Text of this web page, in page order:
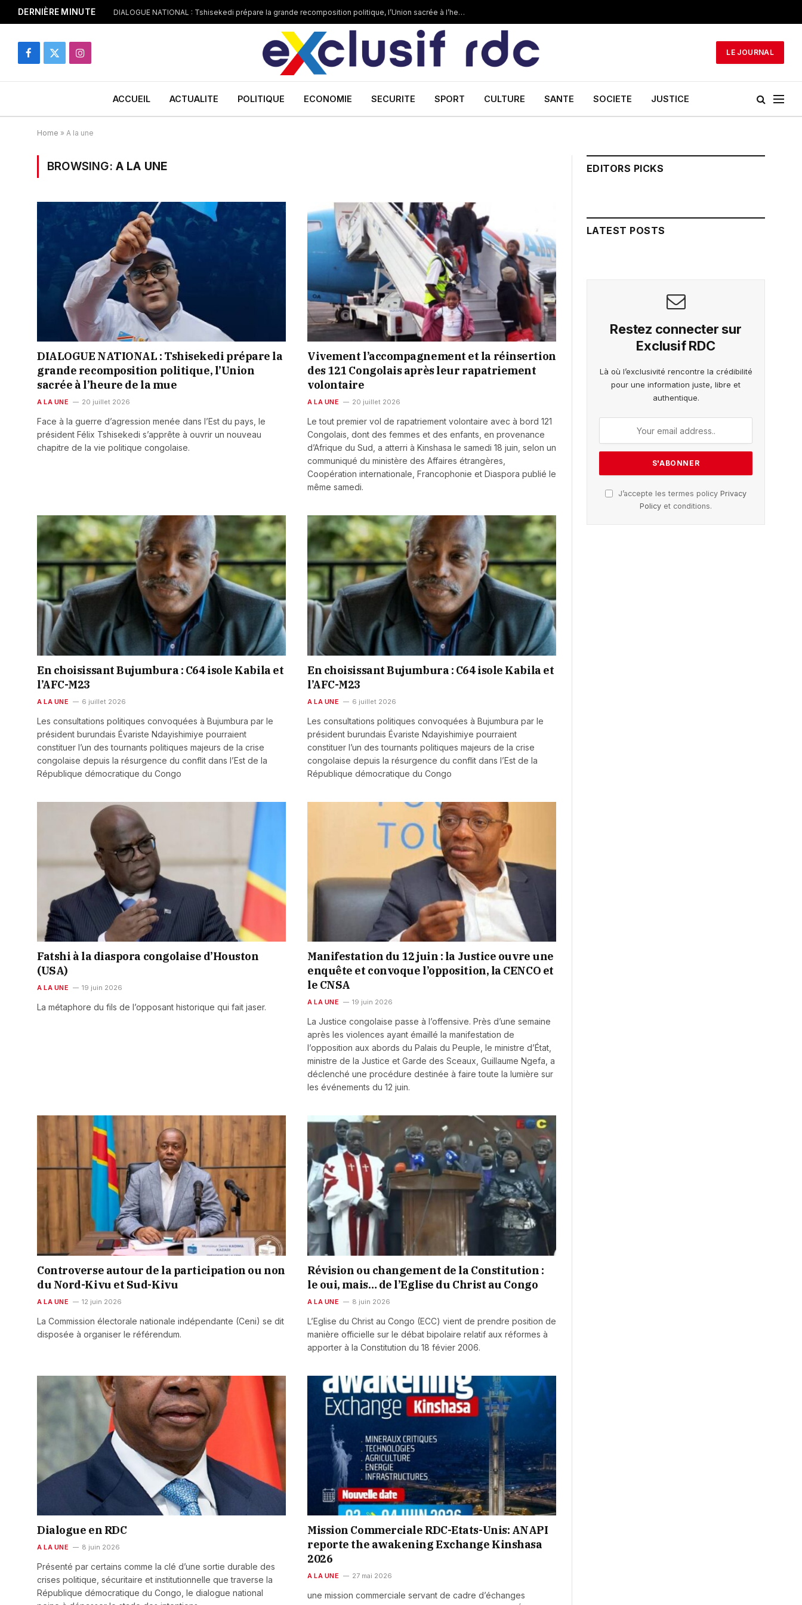
DERNIÈRE MINUTE DIALOGUE NATIONAL : Tshisekedi prépare la grande recomposition politique, l’Union sacrée à l’heure de la mue
Facebook
X
Instagram
LE JOURNAL
ACCUEIL ACTUALITE POLITIQUE ECONOMIE SECURITE SPORT CULTURE SANTE SOCIETE JUSTICE
Home » A la une
BROWSING: A LA UNE
DIALOGUE NATIONAL : Tshisekedi prépare la
grande recomposition politique, l’Union
sacrée à l’heure de la mue
A LA UNE 20 juillet 2026
Face à la guerre d’agression menée dans l’Est du pays, le
président Félix Tshisekedi s’apprête à ouvrir un nouveau
chapitre de la vie politique congolaise.
Vivement l’accompagnement et la réinsertion
des 121 Congolais après leur rapatriement
volontaire
A LA UNE 20 juillet 2026
Le tout premier vol de rapatriement volontaire avec à bord 121
Congolais, dont des femmes et des enfants, en provenance
d’Afrique du Sud, a atterri à Kinshasa le samedi 18 juin, selon un
communiqué du ministère des Affaires étrangères,
Coopération internationale, Francophonie et Diaspora publié le
même samedi.
En choisissant Bujumbura : C64 isole Kabila et
l’AFC-M23
A LA UNE 6 juillet 2026
Les consultations politiques convoquées à Bujumbura par le
président burundais Évariste Ndayishimiye pourraient
constituer l’un des tournants politiques majeurs de la crise
congolaise depuis la résurgence du conflit dans l’Est de la
République démocratique du Congo
En choisissant Bujumbura : C64 isole Kabila et
l’AFC-M23
A LA UNE 6 juillet 2026
Les consultations politiques convoquées à Bujumbura par le
président burundais Évariste Ndayishimiye pourraient
constituer l’un des tournants politiques majeurs de la crise
congolaise depuis la résurgence du conflit dans l’Est de la
République démocratique du Congo
Fatshi à la diaspora congolaise d’Houston
(USA)
A LA UNE 19 juin 2026
La métaphore du fils de l’opposant historique qui fait jaser.
Manifestation du 12 juin : la Justice ouvre une
enquête et convoque l’opposition, la CENCO et
le CNSA
A LA UNE 19 juin 2026
La Justice congolaise passe à l’offensive. Près d’une semaine
après les violences ayant émaillé la manifestation de
l’opposition aux abords du Palais du Peuple, le ministre d’État,
ministre de la Justice et Garde des Sceaux, Guillaume Ngefa, a
déclenché une procédure destinée à faire toute la lumière sur
les événements du 12 juin.
Controverse autour de la participation ou non
du Nord-Kivu et Sud-Kivu
A LA UNE 12 juin 2026
La Commission électorale nationale indépendante (Ceni) se dit
disposée à organiser le référendum.
Révision ou changement de la Constitution :
le oui, mais… de l’Eglise du Christ au Congo
A LA UNE 8 juin 2026
L’Eglise du Christ au Congo (ECC) vient de prendre position de
manière officielle sur le débat bipolaire relatif aux réformes à
apporter à la Constitution du 18 févier 2006.
Dialogue en RDC
A LA UNE 8 juin 2026
Présenté par certains comme la clé d’une sortie durable des
crises politique, sécuritaire et institutionnelle que traverse la
République démocratique du Congo, le dialogue national
Mission Commerciale RDC-Etats-Unis: ANAPI
reporte the awakening Exchange Kinshasa
2026
A LA UNE 27 mai 2026
une mission commerciale servant de cadre d’échanges
EDITORS PICKS
LATEST POSTS
Restez connecter sur
Exclusif RDC
Là où l’exclusivité rencontre la crédibilité
pour une information juste, libre et
authentique.
J’accepte les termes policy Privacy
Policy et conditions.